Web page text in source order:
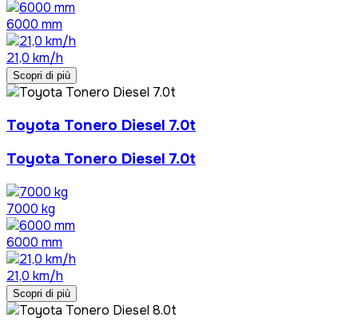
6000 mm
21,0 km/h
Scopri di più
Toyota Tonero Diesel 7.0t
Toyota Tonero Diesel 7.0t
7000 kg
6000 mm
21,0 km/h
Scopri di più